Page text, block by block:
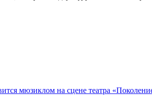
мюзиклом на сцене театра